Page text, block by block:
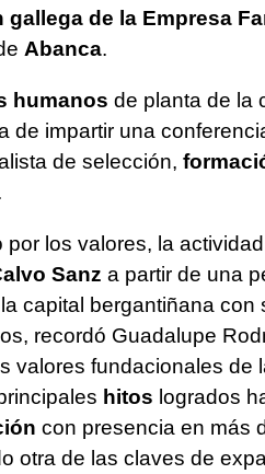
gallega de la Empresa
Abanca.
humanos de planta de la
de impartir una
de selección,
los valores, la
Sanz a partir de una
capital bergantiñana con
recordó Guadalupe
valores fundacionales de
hitos logrados
con presencia en más
otra de las claves de